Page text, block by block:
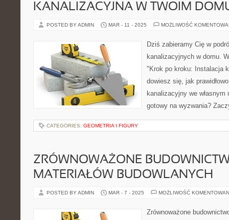
KANALIZACYJNA W TWOIM
POSTED BY ADMIN MAR - 11 - 2025 MOŻLIWOŚĆ
Dziś zabieramy Cię w
kanalizacyjnych w domu.
"Krok po kroku: Instalacja
dowiesz się, jak
kanalizacyjny we
gotowy na wyzwania?
CATEGORIES: GEOMETRIA I FIGURY
ZRÓWNOWAŻONE
MATERIAŁÓW BUDOWLANYCH
POSTED BY ADMIN MAR - 7 - 2025 MOŻLIWOŚĆ
Zrównoważone